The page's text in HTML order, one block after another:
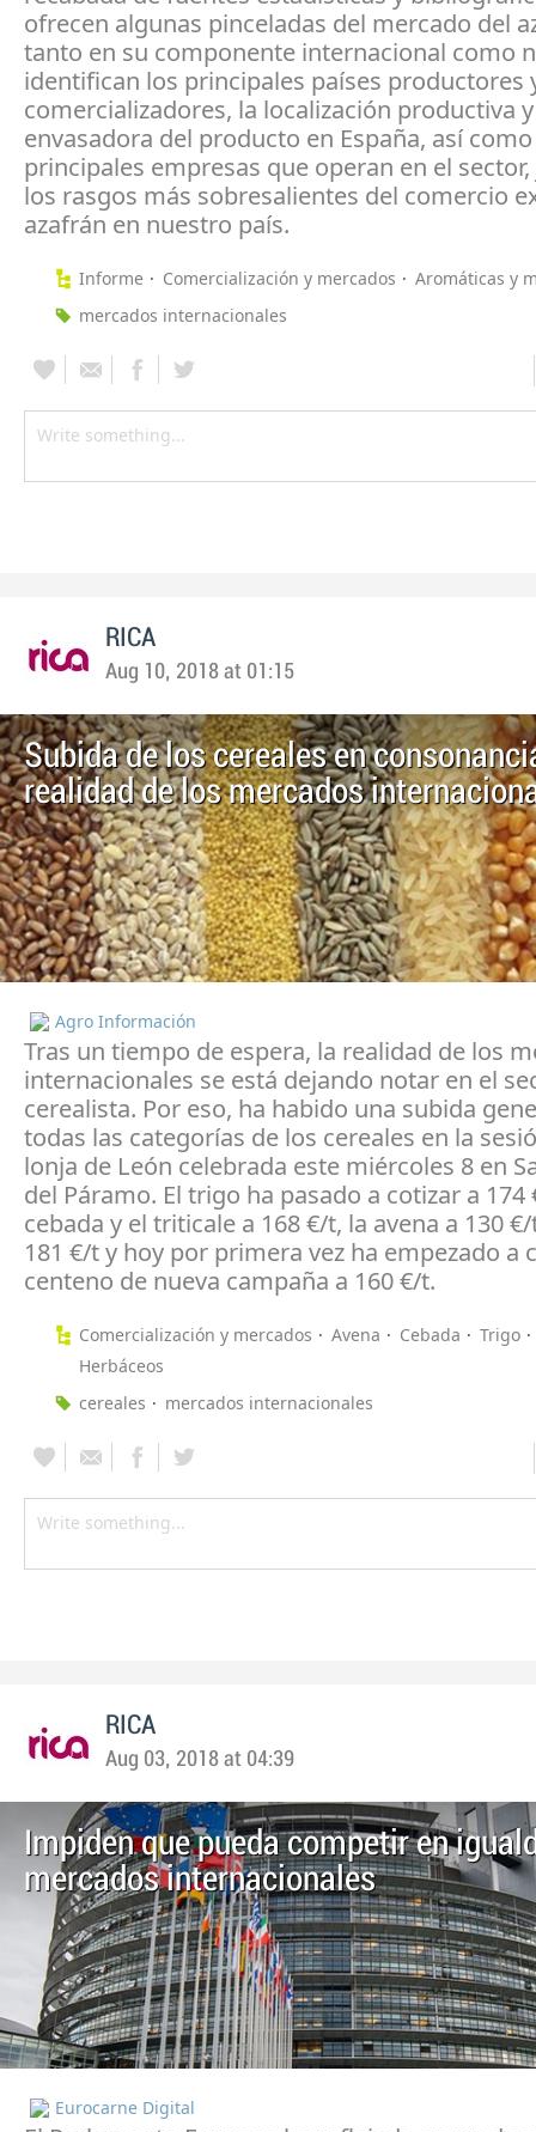
ofrecen algunas pinceladas del mercado del
tanto en su componente internacional como
identifican los principales países productores
comercializadores, la localización productiva y
envasadora del producto en España, así
principales empresas que operan en el
los rasgos más sobresalientes del comercio
azafrán en nuestro país.
Informe Comercialización y mercados
Aromáticas y
mercados internacionales
RICA
Aug 10, 2018 at 01:15
Subida de los cereales en
realidad de los mercados
Agro Información
Tras un tiempo de espera, la realidad de los
internacionales se está dejando notar en el
cerealista. Por eso, ha habido una subida
todas las categorías de los cereales en la
lonja de León celebrada este miércoles 8 en
del Páramo. El trigo ha pasado a cotizar a 174
cebada y el triticale a 168 €/t, la avena a 130
181 €/t y hoy por primera vez ha empezado a
centeno de nueva campaña a 160 €/t.
Comercialización y mercados Avena Cebada
Trigo
Herbáceos
cereales
mercados internacionales
RICA
Aug 03, 2018 at 04:39
Impiden que pueda competir en
mercados internacionales
Eurocarne Digital